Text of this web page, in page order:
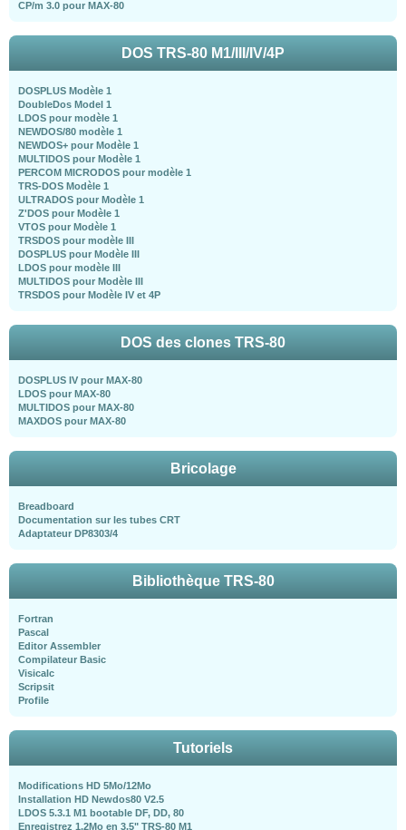
CP/m 3.0 pour MAX-80
DOS TRS-80 M1/III/IV/4P
DOSPLUS Modèle 1
DoubleDos Model 1
LDOS pour modèle 1
NEWDOS/80 modèle 1
NEWDOS+ pour Modèle 1
MULTIDOS pour Modèle 1
PERCOM MICRODOS pour modèle 1
TRS-DOS Modèle 1
ULTRADOS pour Modèle 1
Z'DOS pour Modèle 1
VTOS pour Modèle 1
TRSDOS pour modèle III
DOSPLUS pour Modèle III
LDOS pour modèle III
MULTIDOS pour Modèle III
TRSDOS pour Modèle IV et 4P
DOS des clones TRS-80
DOSPLUS IV pour MAX-80
LDOS pour MAX-80
MULTIDOS pour MAX-80
MAXDOS pour MAX-80
Bricolage
Breadboard
Documentation sur les tubes CRT
Adaptateur DP8303/4
Bibliothèque TRS-80
Fortran
Pascal
Editor Assembler
Compilateur Basic
Visicalc
Scripsit
Profile
Tutoriels
Modifications HD 5Mo/12Mo
Installation HD Newdos80 V2.5
LDOS 5.3.1 M1 bootable DF, DD, 80
Enregistrez 1,2Mo en 3,5" TRS-80 M1